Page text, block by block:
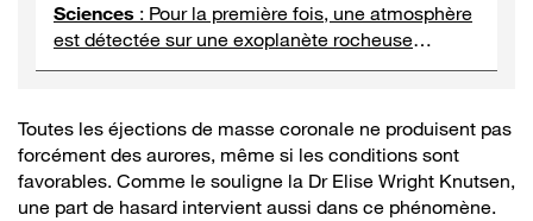
Sciences : Pour la première fois, une atmosphère
est détectée sur une exoplanète rocheuse
habitable
Toutes les éjections de masse coronale ne produisent pas
forcément des aurores, même si les conditions sont
favorables. Comme le souligne la Dr Elise Wright Knutsen,
une part de hasard intervient aussi dans ce phénomène.